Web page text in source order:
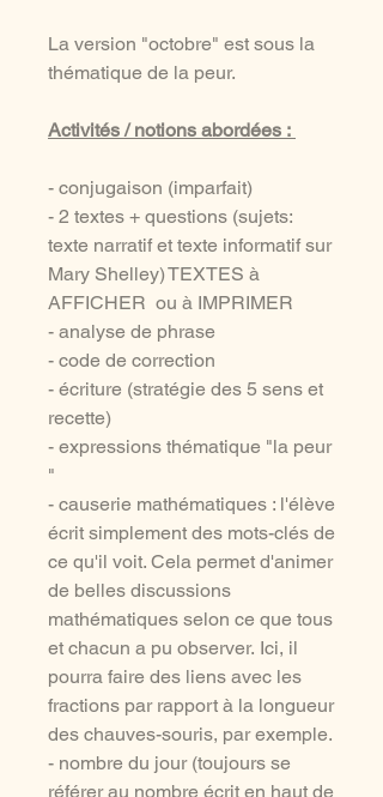
La version "octobre" est sous la
thématique de la peur.
Activités / notions abordées :
- conjugaison (imparfait)
- 2 textes + questions (sujets:
texte narratif et texte informatif sur
Mary Shelley) TEXTES à
AFFICHER ou à IMPRIMER
- analyse de phrase
- code de correction
- écriture (stratégie des 5 sens et
recette)
- expressions thématique "la peur
"
- causerie mathématiques : l'élève
écrit simplement des mots-clés de
ce qu'il voit. Cela permet d'animer
de belles discussions
mathématiques selon ce que tous
et chacun a pu observer. Ici, il
pourra faire des liens avec les
fractions par rapport à la longueur
des chauves-souris, par exemple.
- nombre du jour (toujours se
référer au nombre écrit en haut de